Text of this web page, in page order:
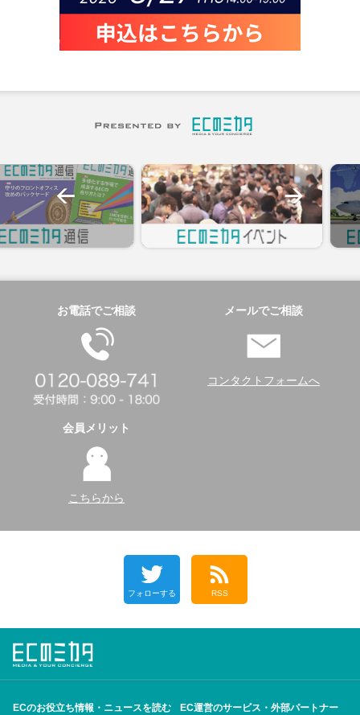
お電話でご相談 メールでご相談
コンタクトフォームへ
会員メリット
こちらから
フォローする RSS
ECのお役立ち情報・ニュースを読む
EC運営のサービス・外部パートナー